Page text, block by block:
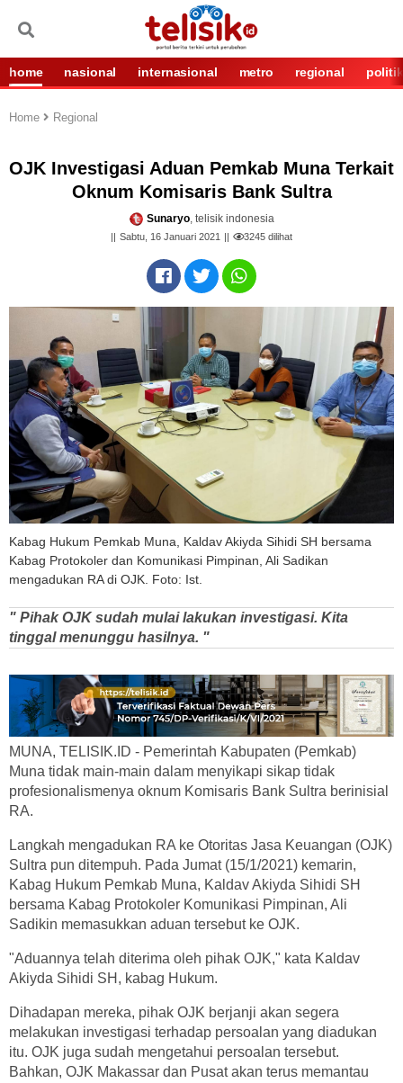
home nasional internasional metro regional politik
Home Regional
OJK Investigasi Aduan Pemkab Muna Terkait
Oknum Komisaris Bank Sultra
Sunaryo, telisik indonesia
Sabtu, 16 Januari 2021 3245 dilihat
Kabag Hukum Pemkab Muna, Kaldav Akiyda Sihidi SH bersama
Kabag Protokoler dan Komunikasi Pimpinan, Ali Sadikan
mengadukan RA di OJK. Foto: Ist.
" Pihak OJK sudah mulai lakukan investigasi. Kita
tinggal menunggu hasilnya. "
MUNA, TELISIK.ID - Pemerintah Kabupaten (Pemkab)
Muna tidak main-main dalam menyikapi sikap tidak
profesionalismenya oknum Komisaris Bank Sultra berinisial
RA.
Langkah mengadukan RA ke Otoritas Jasa Keuangan (OJK)
Sultra pun ditempuh. Pada Jumat (15/1/2021) kemarin,
Kabag Hukum Pemkab Muna, Kaldav Akiyda Sihidi SH
bersama Kabag Protokoler Komunikasi Pimpinan, Ali
Sadikin memasukkan aduan tersebut ke OJK.
"Aduannya telah diterima oleh pihak OJK," kata Kaldav
Akiyda Sihidi SH, kabag Hukum.
Dihadapan mereka, pihak OJK berjanji akan segera
melakukan investigasi terhadap persoalan yang diadukan
itu. OJK juga sudah mengetahui persoalan tersebut.
Bahkan, OJK Makassar dan Pusat akan terus memantau